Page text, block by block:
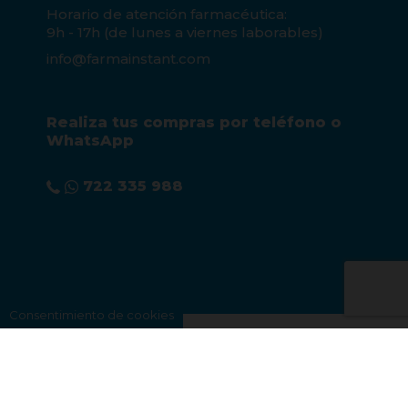
Horario de atención farmacéutica:
9h - 17h (de lunes a viernes laborables)
info@farmainstant.com
Realiza tus compras por teléfono o
WhatsApp
722 335 988
Consentimiento de cookies